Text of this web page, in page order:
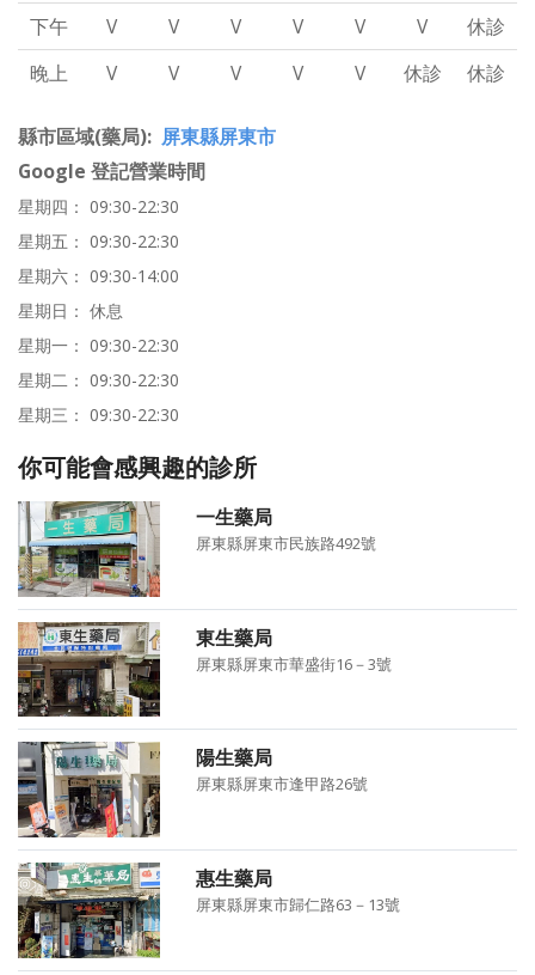
下午
V V V V V V
休診
晚上
V V V V V 休診 休診
縣市區域(藥局) 屏東縣屏東市
Google 登記營業時間
星期四： 09:30-22:30
星期五： 09:30-22:30
星期六： 09:30-14:00
星期日： 休息
星期一： 09:30-22:30
星期二： 09:30-22:30
星期三： 09:30-22:30
你可能會感興趣的診所
一生藥局
屏東縣屏東市民族路492號
東生藥局
屏東縣屏東市華盛街16－3號
陽生藥局
屏東縣屏東市逢甲路26號
惠生藥局
屏東縣屏東市歸仁路63－13號